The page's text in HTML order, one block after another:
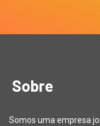
Sobre
Somos uma empresa